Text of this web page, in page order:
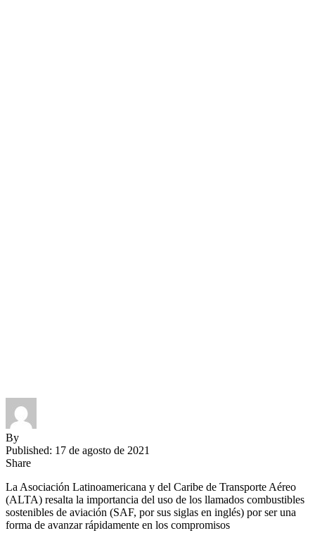
By
Published: 17 de agosto de 2021
Share
La Asociación Latinoamericana y del Caribe de Transporte Aéreo
(ALTA) resalta la importancia del uso de los llamados combustibles
sostenibles de aviación (SAF, por sus siglas en inglés) por ser una
forma de avanzar rápidamente en los compromisos